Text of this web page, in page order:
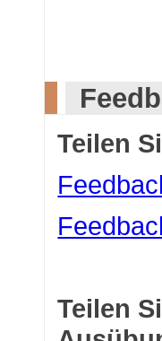
Teilen
Teilen